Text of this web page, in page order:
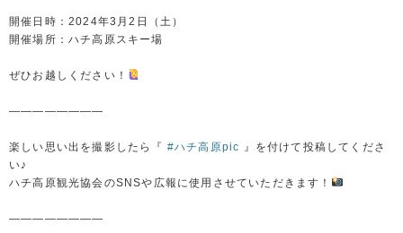
開催日時：2024年3月2日（土）
開催場所：ハチ高原スキー場
ぜひお越しください！
————————
楽しい思い出を撮影したら『 #ハチ高原pic 』を付けて投稿してくださ
い♪
ハチ高原観光協会のSNSや広報に使用させていただきます！
————————